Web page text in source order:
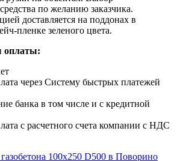
по желанию заказчика.
доставляется на поддонах в
пленке зеленого цвета.
оплаты:
через Систему быстрых платежей
банка в том числе и с кредитной
с расчетного счета компании с НДС